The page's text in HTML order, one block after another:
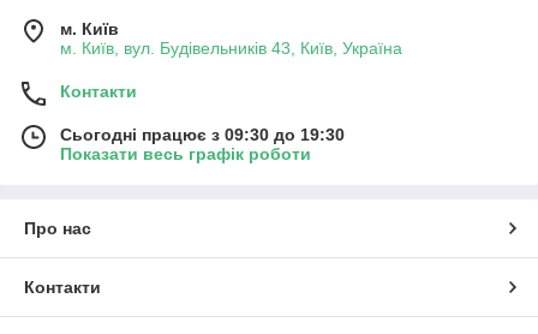
м. Київ
м. Київ, вул. Будівельників 43, Київ, Україна
Контакти
Сьогодні працює з 09:30 до 19:30
Показати весь графік роботи
Про нас
Контакти